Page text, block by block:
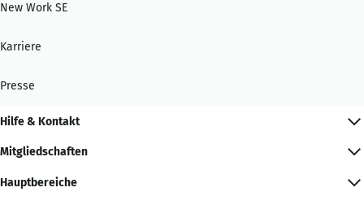
New Work SE
Karriere
Presse
Hilfe & Kontakt
Mitgliedschaften
Hauptbereiche